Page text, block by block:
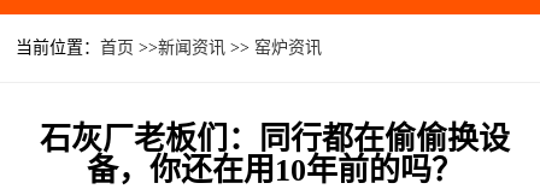
当前位置：首页 >>新闻资讯 >>窑炉资讯
石灰厂老板们：同行都在偷偷换设
备，你还在用10年前的吗？